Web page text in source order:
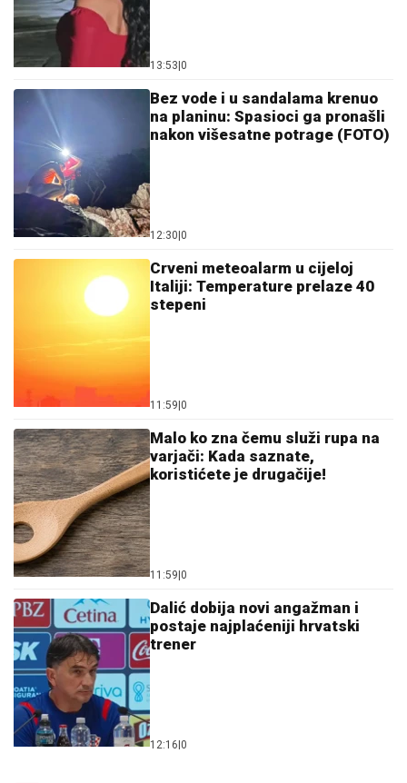
13:53 0
Bez vode i u sandalama krenuo
na planinu: Spasioci ga pronašli
nakon višesatne potrage (FOTO)
12:30 0
Crveni meteoalarm u cijeloj
Italiji: Temperature prelaze 40
stepeni
11:59 0
Malo ko zna čemu služi rupa na
varjači: Kada saznate,
koristićete je drugačije!
11:59 0
Dalić dobija novi angažman i
postaje najplaćeniji hrvatski
trener
12:16 0